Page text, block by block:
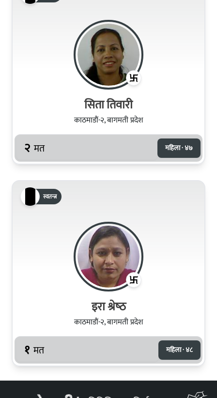
सिता तिवारी
काठमाडौं-२, बागमती प्रदेश
२ मत महिला · ४७
स्वतन्त्र
इरा श्रेष्‍ठ
काठमाडौं-२, बागमती प्रदेश
१ मत महिला · ४८